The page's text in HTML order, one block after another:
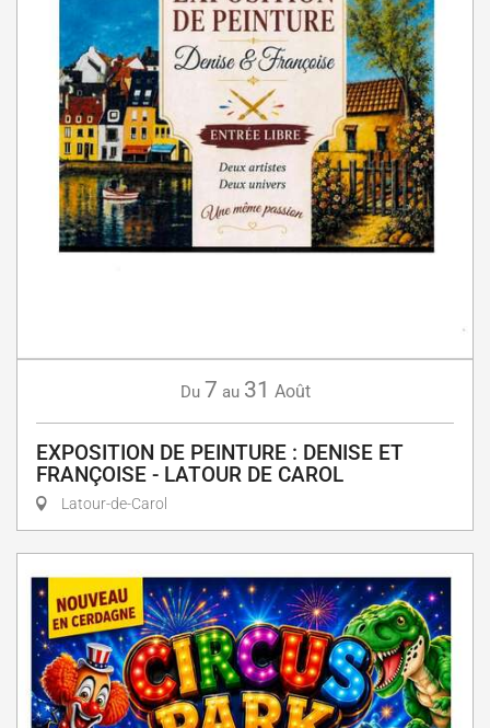
Du 7 au 31 Août
EXPOSITION DE PEINTURE : DENISE ET
FRANÇOISE - LATOUR DE CAROL
Latour-de-Carol